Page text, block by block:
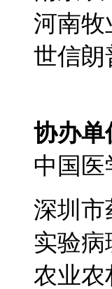
河南牧
世信朗
协办单
中国医
深圳市
实验病
农业农